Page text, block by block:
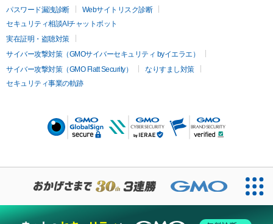
パスワード漏洩診断
Webサイトリスク診断
セキュリティ相談AIチャットボット
実在証明・盗聴対策
サイバー攻撃対策（GMOサイバーセキュリティ byイエラエ）
サイバー攻撃対策（GMO Flatt Security）
なりすまし対策
セキュリティ事業の軌跡